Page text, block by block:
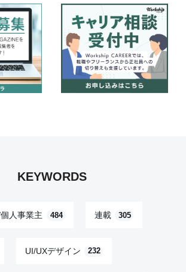
KEYWORDS
人事業主 484 連載 305
UI/UXデザイン 232